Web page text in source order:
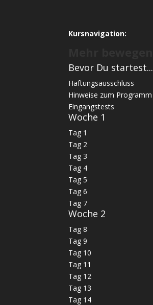
Kursnavigation:
Bevor Du startest...
Haftungsausschluss
Hinweise zum Programm
Eingangstests
Woche 1
Tag 1
Tag 2
Tag 3
Tag 4
Tag 5
Tag 6
Tag 7
Woche 2
Tag 8
Tag 9
Tag 10
Tag 11
Tag 12
Tag 13
Tag 14